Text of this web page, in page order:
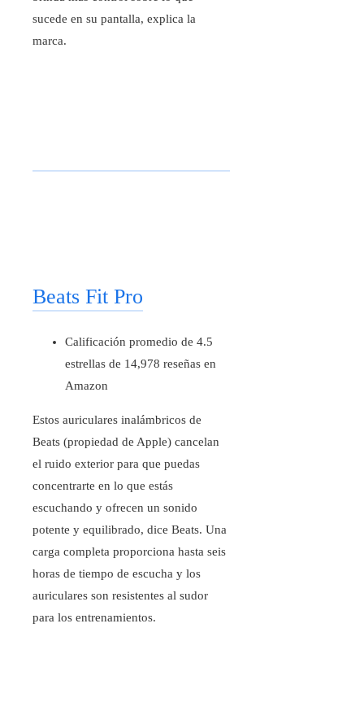
sucede en su pantalla, explica la
marca.
Beats Fit Pro
Calificación promedio de 4.5
estrellas de 14,978 reseñas en
Amazon
Estos auriculares inalámbricos de
Beats (propiedad de Apple) cancelan
el ruido exterior para que puedas
concentrarte en lo que estás
escuchando y ofrecen un sonido
potente y equilibrado, dice Beats. Una
carga completa proporciona hasta seis
horas de tiempo de escucha y los
auriculares son resistentes al sudor
para los entrenamientos.